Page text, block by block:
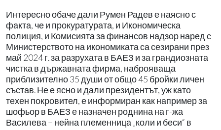
Интересно обаче дали Румен Радев е наясно с
факта, че и прокуратурата, и Икономическа
полиция, и Комисията за финансов надзор наред с
Министерството на икономиката са сезирани през
май 2024 г. за разрухата в БАЕЗ и за грандиозната
чистка в държавната фирма, наброяваща
приблизително 35 души от общо 45 бройки личен
състав. Не е ясно и дали президентът, уж като
техен покровител, е информиран как например за
шофьор в БАЕЗ е назначен роднина на г-жа
Василева – нейна племенница „коли и беси“ в